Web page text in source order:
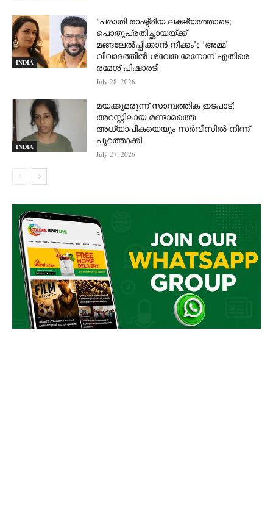
INDIA
‘പരാതി രാഷ്ട്രീയ ലക്ഷ്യത്തോടെ;
പൊതുപ്രതിച്ഛായയ്ക്ക്
മങ്ങലേല്‍പ്പിക്കാന്‍ നീക്കം’; ‘അമ്മ’
വിവാദത്തില്‍ ശ്വേത മേനോന് എതിരെ
രമേശ് പിഷാരടി
July 28, 2026
INDIA
മയക്കുമരുന്ന് സാമ്പത്തിക ഇടപാട്;
അറസ്റ്റിലായ രണ്ടാമത്തെ
അധ്യാപികയെയും സർവീസിൽ നിന്ന്
പുറത്താക്കി
July 27, 2026